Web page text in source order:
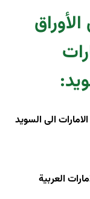
:
الى السويد
العربية